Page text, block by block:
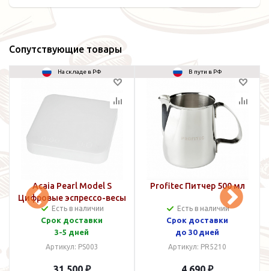
Сопутствующие товары
На складе в РФ
Acaia Pearl Model S
Цифровые эспрессо-весы
White
Есть в наличии
Срок доставки
3-5 дней
Артикул: PS003
В пути в РФ
Profitec Питчер 500 мл
Есть в наличии
Срок доставки
до 30 дней
Артикул: PR5210